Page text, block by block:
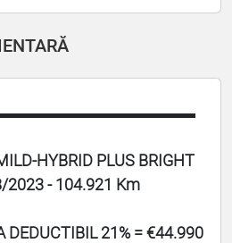
HYBRID PLUS BRIGHT
2023 - 104.921 Km
DEDUCTIBIL 21% = €44.990